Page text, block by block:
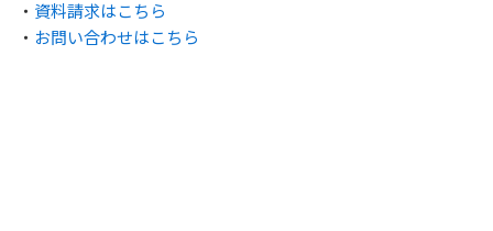
・ 資料請求はこちら
・ お問い合わせはこちら